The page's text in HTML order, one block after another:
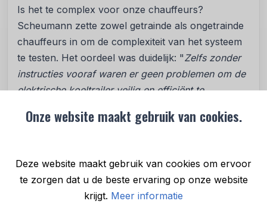
Onze website maakt gebruik van cookies.
Deze website maakt gebruik van cookies om ervoor
te zorgen dat u de beste ervaring op onze website
krijgt. Meer informatie
Is het te complex voor onze chauffeurs?
Scheumann zette zowel getrainde als ongetrainde
chauffeurs in om de complexiteit van het systeem
te testen. Het oordeel was duidelijk: "Zelfs zonder
instructies vooraf waren er geen problemen om de
elektrische koeltrailer veilig en efficiënt te
batterijgegevens, terwijl telematica automatisch
vergelijking met conventionele dieselkoelers.
Hoe zit het met serviceondersteuning? Toen zich